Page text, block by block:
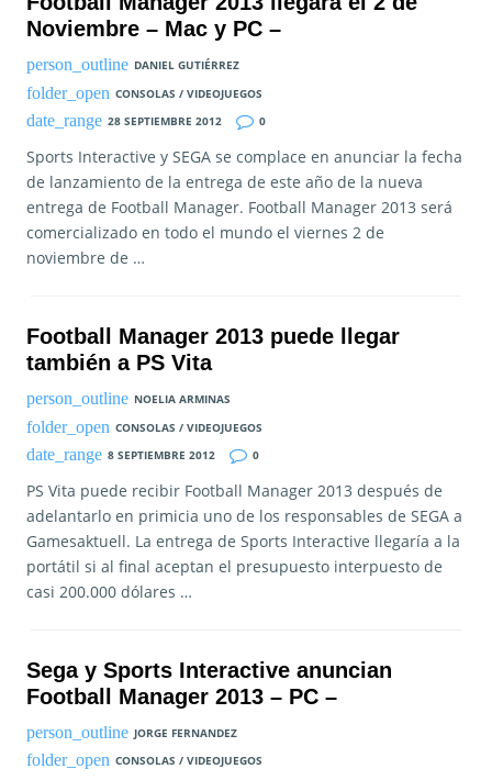
Noviembre – Mac y PC –
DANIEL GUTIÉRREZ
CONSOLAS / VIDEOJUEGOS
28 SEPTIEMBRE 2012
0
Sports Interactive y SEGA se complace en anunciar la fecha
de lanzamiento de la entrega de este año de la nueva
entrega de Football Manager. Football Manager 2013 será
comercializado en todo el mundo el viernes 2 de
noviembre de …
Football Manager 2013 puede llegar
también a PS Vita
NOELIA ARMINAS
CONSOLAS / VIDEOJUEGOS
8 SEPTIEMBRE 2012
0
PS Vita puede recibir Football Manager 2013 después de
adelantarlo en primicia uno de los responsables de SEGA a
Gamesaktuell. La entrega de Sports Interactive llegaría a la
portátil si al final aceptan el presupuesto interpuesto de
casi 200.000 dólares …
Sega y Sports Interactive anuncian
Football Manager 2013 – PC –
JORGE FERNANDEZ
CONSOLAS / VIDEOJUEGOS